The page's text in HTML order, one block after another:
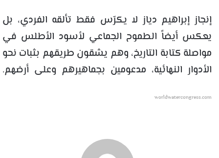
إنجاز إبراهيم دياز لا يكرّس فقط تألقه الفردي، بل
يعكس أيضاً الطموح الجماعي لأسود الأطلس في
مواصلة كتابة التاريخ، وهم يشقون طريقهم بثبات نحو
الأدوار النهائية، مدعومين بجماهيرهم وعلى أرضهم.
worldwatercongress.com